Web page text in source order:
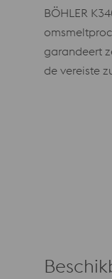
BÖHLER
garandeert
de vereiste